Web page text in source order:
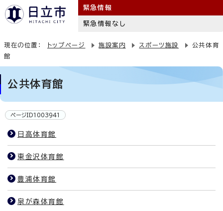
緊急情報
緊急情報なし
現在の位置： トップページ 施設案内 スポーツ施設
公共体育
館
公共体育館
ページID1003941
日高体育館
東金沢体育館
豊浦体育館
泉が森体育館